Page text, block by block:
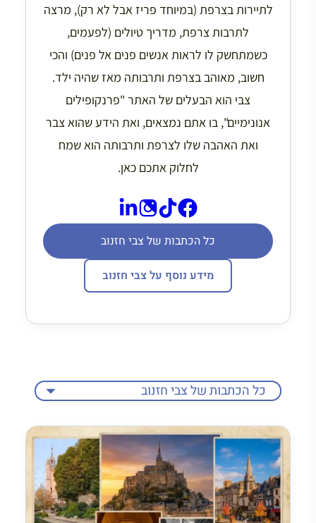
לתיירות בצרפת (במיוחד פריז אבל לא רק), מרצה
לתרבות צרפת, מדריך טיולים (לפעמים,
כשמתחשק לו לראות אנשים פנים אל פנים) והכי
חשוב, מאוהב בצרפת ותרבותה מאז שהיה ילד.
צבי הוא הבעלים של האתר "פרנקופילים
אנונימיים", בו אתם נמצאים, ואת הידע שהוא צבר
ואת האהבה שלו לצרפת ותרבותה הוא שמח
לחלוק אתכם כאן.
כל הכתבות של צבי חזנוב
מידע נוסף על צבי חזנוב